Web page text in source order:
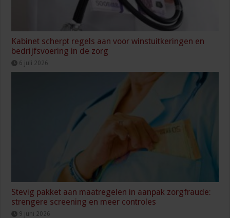
Kabinet scherpt regels aan voor winstuitkeringen en
bedrijfsvoering in de zorg
6 juli 2026
Stevig pakket aan maatregelen in aanpak zorgfraude:
strengere screening en meer controles
9 juni 2026